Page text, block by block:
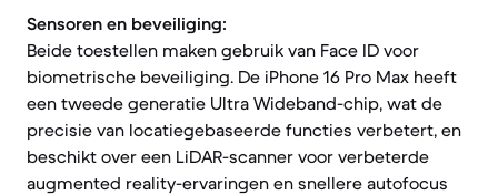
Sensoren en beveiliging:
Beide toestellen maken gebruik van Face ID voor
biometrische beveiliging. De iPhone 16 Pro Max heeft
een tweede generatie Ultra Wideband-chip, wat de
precisie van locatiegebaseerde functies verbetert, en
beschikt over een LiDAR-scanner voor verbeterde
augmented reality-ervaringen en snellere autofocus